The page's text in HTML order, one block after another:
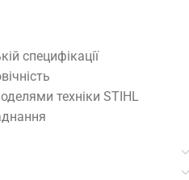
специфікації
техніки STIHL